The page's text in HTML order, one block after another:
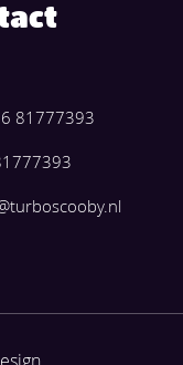
81777393